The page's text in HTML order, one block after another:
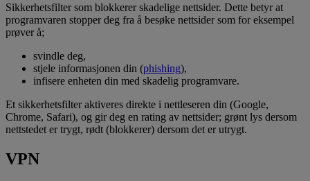
Sikkerhetsfilter som blokkerer skadelige nettsider​. Dette betyr at
programvaren stopper deg fra å besøke nettsider som for eksempel
prøver å;
svindle deg,
stjele informasjonen din (phishing),
infisere enheten din med skadelig programvare.​
Et sikkerhetsfilter aktiveres direkte i nettleseren din (Google,
Chrome, Safari), og gir deg en rating av nettsider; grønt lys dersom
nettstedet er trygt, rødt (blokkerer) dersom det er utrygt.
VPN